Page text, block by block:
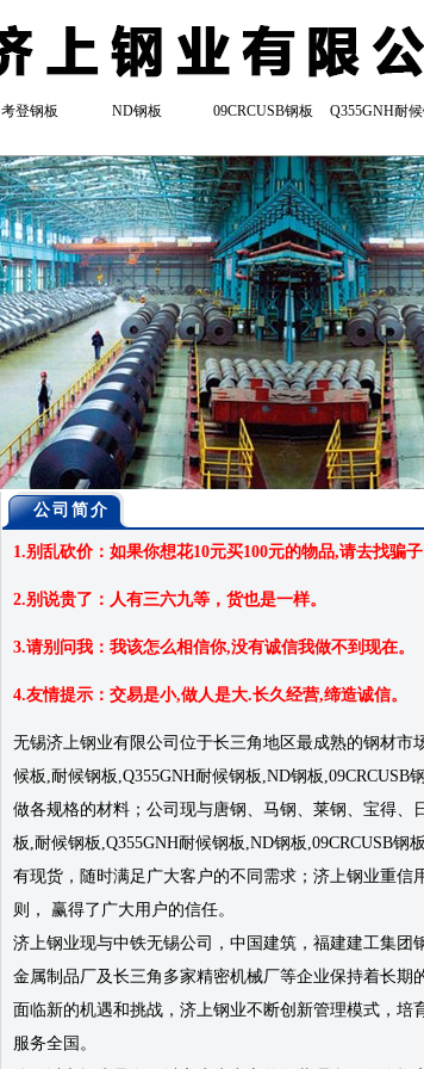
考登钢板 ND钢板 09CRCUSB钢板 Q355GNH耐
公司简介
1.别乱砍价：如果你想花10元买100元的物品,请去找骗
2.别说贵了：人有三六九等，货也是一样。
3.请别问我：我该怎么相信你,没有诚信我做不到现在。
4.友情提示：交易是小,做人是大.长久经营,缔造诚信。
无锡济上钢业有限公司位于长三角地区最成熟的钢材
候板,耐候钢板,Q355GNH耐候钢板,ND钢板
做各规格的材料；公司现与唐钢、马钢、莱钢、宝得
板,耐候钢板,Q355GNH耐候钢板,ND钢板,09CRCUSB
有现货，随时满足广大客户的不同需求；济上钢业重
则， 赢得了广大用户的信任。
济上钢业现与中铁无锡公司，中国建筑，福建建工集
金属制品厂及长三角多家精密机械厂等企业保持着长期
面临新的机遇和挑战，济上钢业不断创新管理模式，培
服务全国。